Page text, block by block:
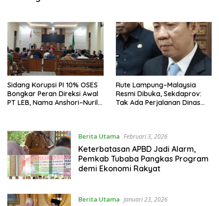
Sidang Korupsi PI 10% OSES
Bongkar Peran Direksi Awal
PT LEB, Nama Anshori–Nuril
Rute Lampung–Malaysia
Resmi Dibuka, Sekdaprov:
Tak Ada Perjalanan Dinas
Berita Utama Februari 3, 2026
Keterbatasan APBD Jadi Alarm,
Pemkab Tubaba Pangkas Program
demi Ekonomi Rakyat
Berita Utama Januari 23, 2026